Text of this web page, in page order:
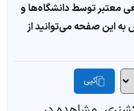
معتبر توسط دانشگاه‌ها و
به این صفحه می‌توانید از
کپی